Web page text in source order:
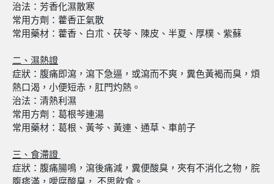
治法：芳香化濕散寒
常用方劑：藿香正氣散
常用藥材：藿香、白朮、茯苓、陳皮、半夏、厚樸、紫蘇
二、濕熱證
症狀：腹痛即瀉，瀉下急逼，或瀉而不爽，糞色黃褐而臭，煩
熱口渴，小便短赤，肛門灼熱。
治法：清熱利濕
常用方劑：葛根芩連湯
常用藥材：葛根、黃芩、黃連、通草、車前子
三、食滯證
症狀：腹痛腸鳴，瀉後痛減，糞便酸臭，夾有不消化之物，脘
腹痞滿，噯腐酸臭， 不思飲食。